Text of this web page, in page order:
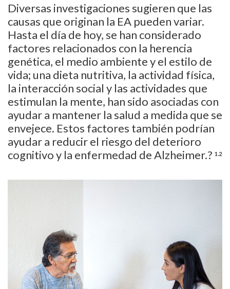
Diversas investigaciones sugieren que las
causas que originan la EA pueden variar.
Hasta el día de hoy, se han considerado
factores relacionados con la herencia
genética, el medio ambiente y el estilo de
vida; una dieta nutritiva, la actividad física,
la interacción social y las actividades que
estimulan la mente, han sido asociadas con
ayudar a mantener la salud a medida que se
envejece. Estos factores también podrían
ayudar a reducir el riesgo del deterioro
cognitivo y la enfermedad de Alzheimer.? 1.2